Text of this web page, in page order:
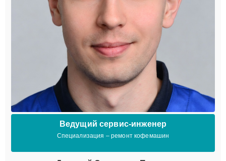
Ведущий сервис-инженер
Специализация – ремонт кофемашин